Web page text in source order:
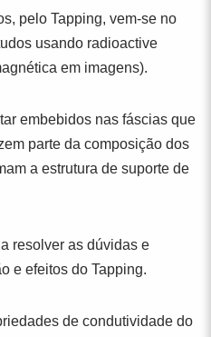
pelo Tapping, vem-se no
usando radioactive
em imagens).
embebidos nas fáscias que
parte da composição dos
a estrutura de suporte de
resolver as dúvidas e
e efeitos do Tapping.
de condutividade do